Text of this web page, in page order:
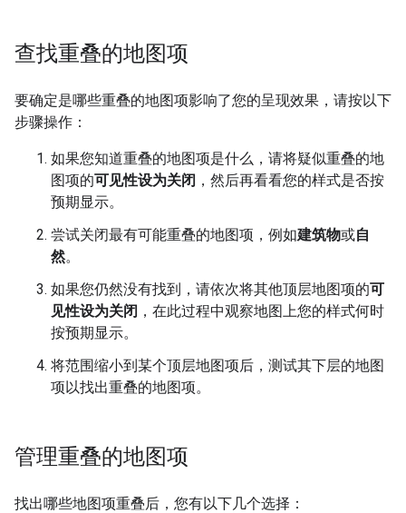
查找重叠的地图项
要确定是哪些重叠的地图项影响了您的呈现效果，请按以下
步骤操作：
如果您知道重叠的地图项是什么，请将疑似重叠的地
图项的可见性设为关闭 ，然后再看看您的样式是否按
预期显示。
尝试关闭最有可能重叠的地图项，例如建筑物或自
然。
如果您仍然没有找到，请依次将其他顶层地图项的可
见性设为关闭 ，在此过程中观察地图上您的样式何时
按预期显示。
将范围缩小到某个顶层地图项后，测试其下层的地图
项以找出重叠的地图项。
管理重叠的地图项
找出哪些地图项重叠后，您有以下几个选择：